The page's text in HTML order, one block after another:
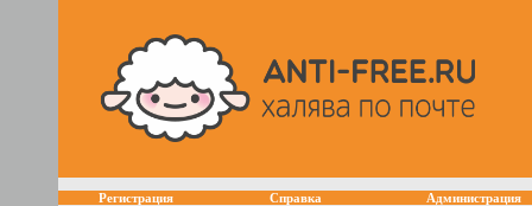
Регистрация Справка Администрация